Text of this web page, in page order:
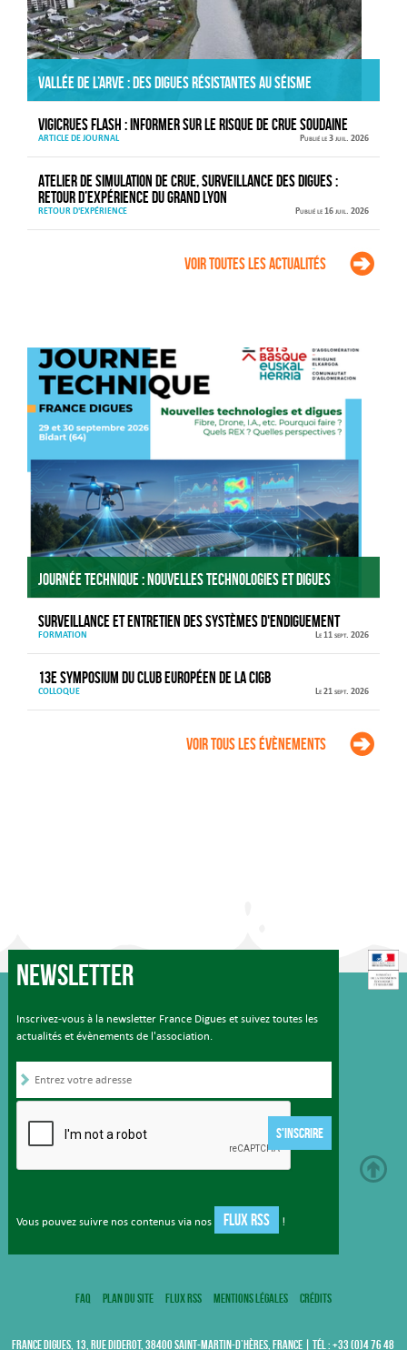
Vallée de l’Arve : des digues résistantes au séisme
VIGICRUES FLASH : informer sur le risque de crue soudaine
ARTICLE DE JOURNAL Publié le 3 juil. 2026
Atelier de simulation de crue, surveillance des digues :
retour d’expérience du Grand Lyon
RETOUR D'EXPÉRIENCE Publié le 16 juil. 2026
Voir toutes les actualités
Journée technique : Nouvelles technologies et digues
Surveillance et entretien des systèmes d'endiguement
FORMATION Le 11 sept. 2026
13e Symposium du Club européen de la CIGB
COLLOQUE Le 21 sept. 2026
Voir tous les évènements
Newsletter
Inscrivez-vous à la newsletter France Digues et suivez toutes les
actualités et évènements de l'association.
S'INSCRIRE
Vous pouvez suivre nos contenus via nos FLUX RSS !
FAQ Plan du site Flux RSS Mentions légales Crédits
FRANCE DIGUES, 13, RUE DIDEROT, 38400 SAINT-MARTIN-D’HÈRES, FRANCE | TÉL : +33 (0)4 76 48